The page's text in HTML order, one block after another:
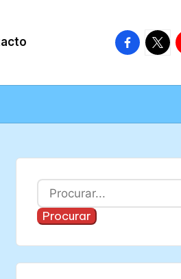
Facebook
–
Nós
X
–
Nós
–
Buscar
Procurar